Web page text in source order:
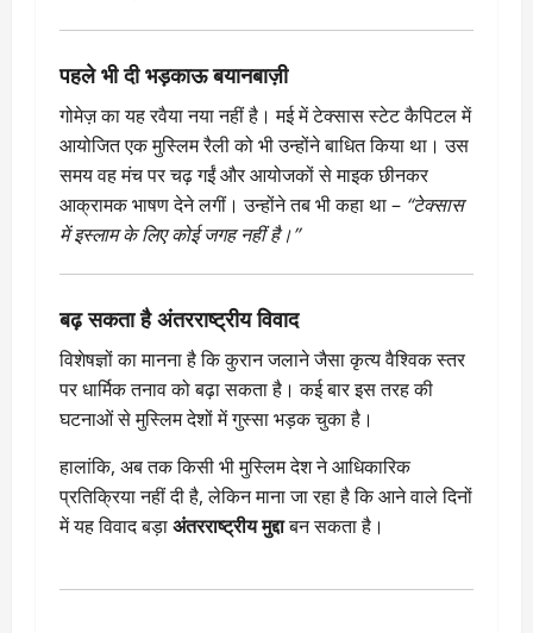
पहले भी दी भड़काऊ बयानबाज़ी
गोमेज़ का यह रवैया नया नहीं है। मई में टेक्सास स्टेट कैपिटल में
आयोजित एक मुस्लिम रैली को भी उन्होंने बाधित किया था। उस
समय वह मंच पर चढ़ गईं और आयोजकों से माइक छीनकर
आक्रामक भाषण देने लगीं। उन्होंने तब भी कहा था – “टेक्सास
में इस्लाम के लिए कोई जगह नहीं है।”
बढ़ सकता है अंतरराष्ट्रीय विवाद
विशेषज्ञों का मानना है कि कुरान जलाने जैसा कृत्य वैश्विक स्तर
पर धार्मिक तनाव को बढ़ा सकता है। कई बार इस तरह की
घटनाओं से मुस्लिम देशों में गुस्सा भड़क चुका है।
हालांकि, अब तक किसी भी मुस्लिम देश ने आधिकारिक
प्रतिक्रिया नहीं दी है, लेकिन माना जा रहा है कि आने वाले दिनों
में यह विवाद बड़ाअंतरराष्ट्रीय मुद्दाबन सकता है।